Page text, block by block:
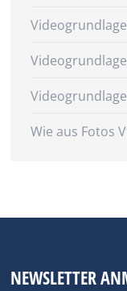
Wie aus Fotos
NEWSLETTER